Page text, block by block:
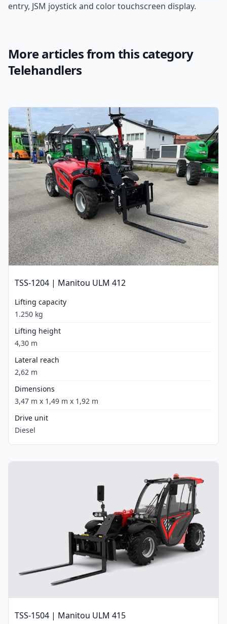
entry, JSM joystick and color touchscreen display.
More articles from this category
Telehandlers
TSS-1204 | Manitou ULM 412
Lifting capacity
1.250 kg
Lifting height
4,30 m
Lateral reach
2,62 m
Dimensions
3,47 m x 1,49 m x 1,92 m
Drive unit
Diesel
TSS-1504 | Manitou ULM 415